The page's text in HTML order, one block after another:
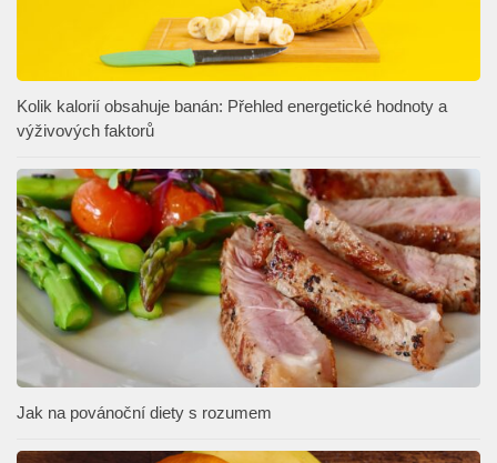
Kolik kalorií obsahuje banán: Přehled energetické hodnoty a
výživových faktorů
Jak na povánoční diety s rozumem